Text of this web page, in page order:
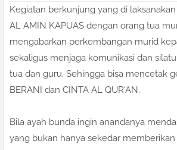
Kegiatan berkunjung yang di
AL AMIN KAPUAS dengan orang tua
mengabarkan perkembangan murid
sekaligus menjaga komunikasi dan
tua dan guru. Sehingga bisa mencetak
BERANI dan CINTA AL QUR'AN.
Bila ayah bunda ingin anandanya
yang bukan hanya sekedar